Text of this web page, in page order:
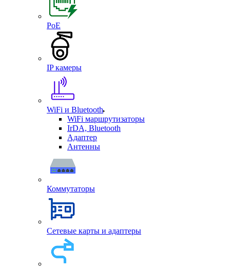
PoE
IP камеры
WiFi и Bluetooth
WiFi маршрутизаторы
IrDA, Bluetooth
Адаптер
Антенны
Коммутаторы
Сетевые карты и адаптеры